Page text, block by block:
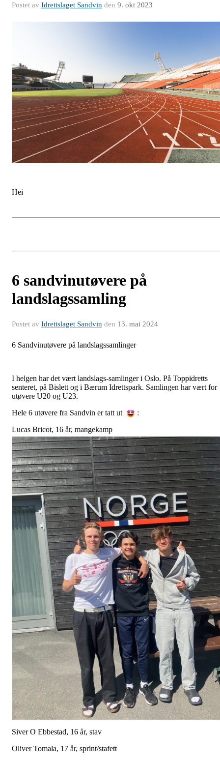
Postet av Idrettslaget Sandvin den 9. okt 2023
Hei
6 sandvinutøvere på
landslagssamling
Postet av Idrettslaget Sandvin den 13. mai 2024
6 Sandvinutøvere på landslagssamlinger
I helgen har det vært landslags-samlinger i Oslo. På Toppidretts
senteret, på Bislett og i Bærum Idrettspark. Samlingen har vært for
utøvere U20 og U23.
Hele 6 utøvere fra Sandvin er tatt ut
:
Lucas Bricot, 16 år, mangekamp
Siver O Ebbestad, 16 år, stav
Oliver Tomala, 17 år, sprint/stafett